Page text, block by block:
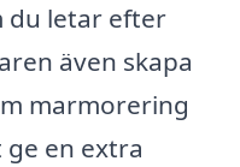
du letar efter
även skapa
marmorering
en extra